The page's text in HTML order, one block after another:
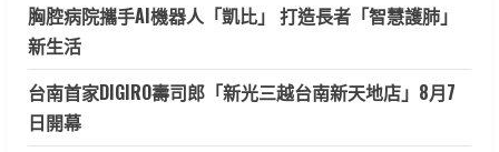
胸腔病院攜手AI機器人「凱比」 打造長者「智慧護肺」
新生活
台南首家DIGIRO壽司郎「新光三越台南新天地店」8月7
日開幕